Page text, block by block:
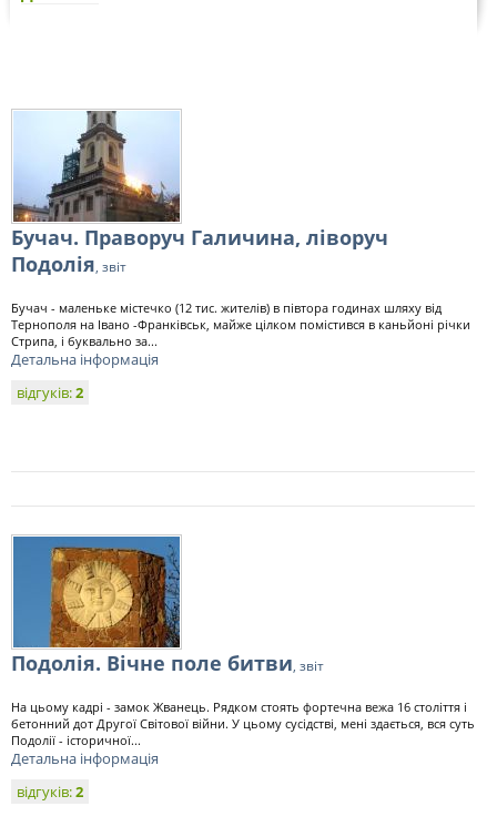
Бучач. Праворуч Галичина, ліворуч
Подолія, звіт
Бучач - маленьке містечко (12 тис. жителів) в півтора годинах шляху від
Тернополя на Івано -Франківськ, майже цілком помістився в каньйоні річки
Стрипа, і буквально за...
Детальна інформація
відгуків:2
Подолія. Вічне поле битви, звіт
На цьому кадрі - замок Жванець. Рядком стоять фортечна вежа 16 століття і
бетонний дот Другої Світової війни. У цьому сусідстві, мені здається, вся суть
Подолії - історичної...
Детальна інформація
відгуків:2